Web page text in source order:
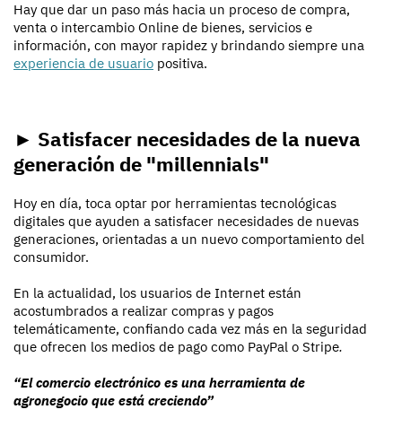
Hay que dar un paso más hacia un proceso de compra,
venta o intercambio Online de bienes, servicios e
información, con mayor rapidez y brindando siempre una
experiencia de usuario positiva.
► Satisfacer necesidades de la nueva
generación de "millennials"
Hoy en día, toca optar por herramientas tecnológicas
digitales que ayuden a satisfacer necesidades de nuevas
generaciones, orientadas a un nuevo comportamiento del
consumidor.
En la actualidad, los usuarios de Internet están
acostumbrados a realizar compras y pagos
telemáticamente, confiando cada vez más en la seguridad
que ofrecen los medios de pago como PayPal o Stripe.
“Elcomercio electrónico es una herramienta de
agronegocio que está creciendo”